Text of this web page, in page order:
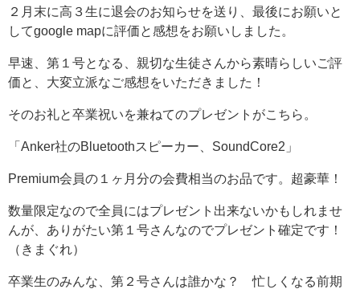
２月末に高３生に退会のお知らせを送り、最後にお願いと
してgoogle mapに評価と感想をお願いしました。
早速、第１号となる、親切な生徒さんから素晴らしいご評
価と、大変立派なご感想をいただきました！
そのお礼と卒業祝いを兼ねてのプレゼントがこちら。
「Anker社のBluetoothスピーカー、SoundCore2」
Premium会員の１ヶ月分の会費相当のお品です。超豪華！
数量限定なので全員にはプレゼント出来ないかもしれませ
んが、ありがたい第１号さんなのでプレゼント確定です！
（きまぐれ）
卒業生のみんな、第２号さんは誰かな？ 忙しくなる前期